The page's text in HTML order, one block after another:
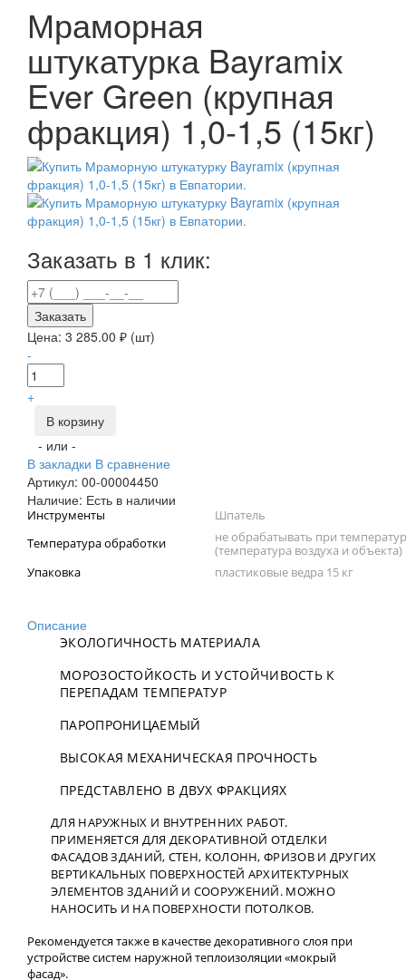
Мраморная
штукатурка Bayramix
Ever Green (крупная
фракция) 1,0-1,5 (15кг)
Заказать в 1 клик:
Заказать
Цена: 3 285.00 ₽ (шт)
-
+
В корзину
- или -
В закладки В сравнение
Артикул: 00-00004450
Наличие: Есть в наличии
Инструменты
Шпатель
Температура обработки
не обрабатывать при
(температура воздуха и объекта)
Упаковка
пластиковые ведра 15 кг
Описание
ЭКОЛОГИЧНОСТЬ МАТЕРИАЛА
МОРОЗОСТОЙКОСТЬ И УСТОЙЧИВОСТЬ К
ПЕРЕПАДАМ ТЕМПЕРАТУР
ПАРОПРОНИЦАЕМЫЙ
ВЫСОКАЯ МЕХАНИЧЕСКАЯ ПРОЧНОСТЬ
ПРЕДСТАВЛЕНО В ДВУХ ФРАКЦИЯХ
ДЛЯ НАРУЖНЫХ И ВНУТРЕННИХ РАБОТ.
ПРИМЕНЯЕТСЯ ДЛЯ ДЕКОРАТИВНОЙ ОТДЕЛКИ
ФАСАДОВ ЗДАНИЙ, СТЕН, КОЛОНН, ФРИЗОВ И ДРУГИХ
ВЕРТИКАЛЬНЫХ ПОВЕРХНОСТЕЙ АРХИТЕКТУРНЫХ
ЭЛЕМЕНТОВ ЗДАНИЙ И СООРУЖЕНИЙ. МОЖНО
НАНОСИТЬ И НА ПОВЕРХНОСТИ ПОТОЛКОВ.
Рекомендуется также в качестве декоративного слоя при
устройстве систем наружной теплоизоляции «мокрый
фасад».